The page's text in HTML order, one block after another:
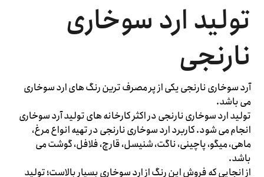
تولید ارد سوخاری
نارنجی
آرد سوخاری نارنجی یکی از پر مصرف ترین رنگ های ارد سوخاری
می باشد.
تولید ارد سوخاری نارنجی در اکثر کارخانه های تولید آرد سوخاری
انجام می شود. کاربرد ارد سوخاری نارنجی در تهیه انواع مرغ،
ماهی، میگو، پاچینی، ناگت، شنیسل، قارچ، فلافل، گوشت می
باشد.
از انجایی که فروش این رنگ از ارد سوخاری بسیار بالاست؛ تولید